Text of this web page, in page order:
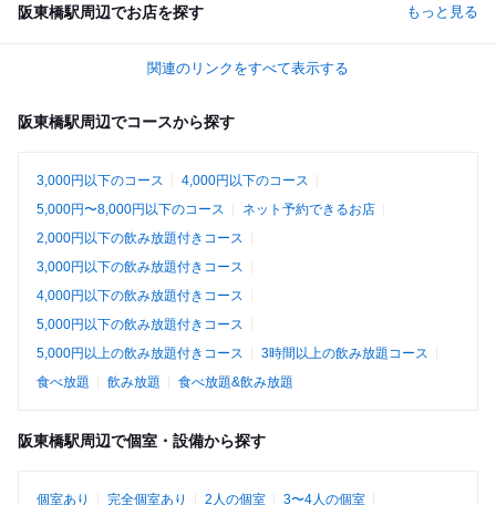
阪東橋駅周辺でお店を探す もっと見る
関連のリンクをすべて表示する
阪東橋駅周辺でコースから探す
3,000円以下のコース
4,000円以下のコース
5,000円〜8,000円以下のコース
ネット予約できるお店
2,000円以下の飲み放題付きコース
3,000円以下の飲み放題付きコース
4,000円以下の飲み放題付きコース
5,000円以下の飲み放題付きコース
5,000円以上の飲み放題付きコース
3時間以上の飲み放題コース
食べ放題
飲み放題 食べ放題&飲み放題
阪東橋駅周辺で個室・設備から探す
個室あり 完全個室あり 2人の個室
3〜4人の個室